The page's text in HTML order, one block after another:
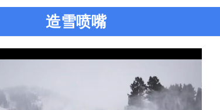
造雪喷嘴